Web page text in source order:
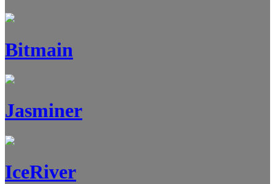
Bitmain
Jasminer
IceRiver